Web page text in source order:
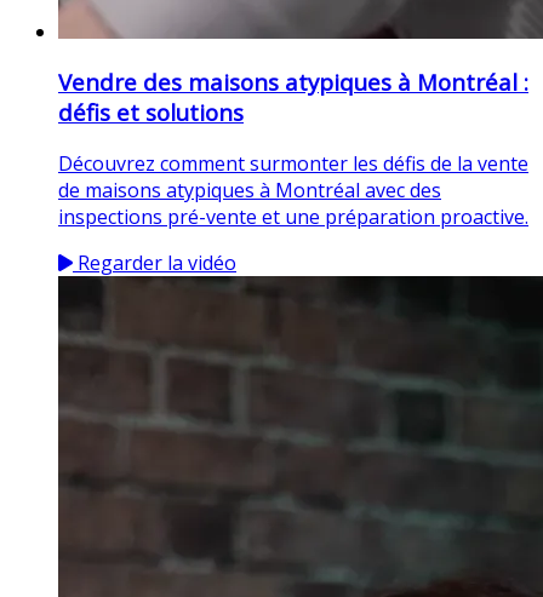
Vendre des maisons atypiques à Montréal :
défis et solutions
Découvrez comment surmonter les défis de la vente
de maisons atypiques à Montréal avec des
inspections pré-vente et une préparation proactive.
Regarder la vidéo